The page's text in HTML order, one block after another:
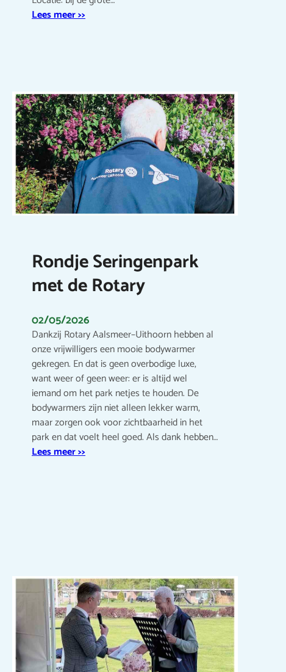
Lees meer >>
Rondje Seringenpark
met de Rotary
02/05/2026
Dankzij Rotary Aalsmeer–Uithoorn hebben al
onze vrijwilligers een mooie bodywarmer
gekregen. En dat is geen overbodige luxe,
want weer of geen weer: er is altijd wel
iemand om het park netjes te houden. De
bodywarmers zijn niet alleen lekker warm,
maar zorgen ook voor zichtbaarheid in het
park en dat voelt heel goed. Als dank hebben…
Lees meer >>